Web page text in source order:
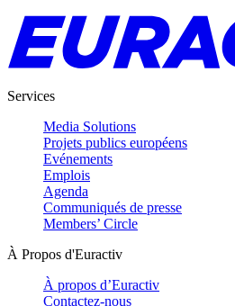
Services
Media Solutions
Projets publics européens
Evénements
Emplois
Agenda
Communiqués de presse
Members’ Circle
À Propos d'Euractiv
À propos d’Euractiv
Contactez-nous